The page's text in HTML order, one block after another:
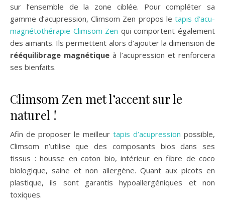
sur l’ensemble de la zone ciblée. Pour compléter sa
gamme d’acupression, Climsom Zen propos le tapis d’acu-
magnétothérapie Climsom Zen qui comportent également
des aimants. Ils permettent alors d’ajouter la dimension de
rééquilibrage magnétique à l’acupression et renforcera
ses bienfaits.
Climsom Zen met l’accent sur le
naturel !
Afin de proposer le meilleur tapis d’acupression possible,
Climsom n’utilise que des composants bios dans ses
tissus : housse en coton bio, intérieur en fibre de coco
biologique, saine et non allergène. Quant aux picots en
plastique, ils sont garantis hypoallergéniques et non
toxiques.